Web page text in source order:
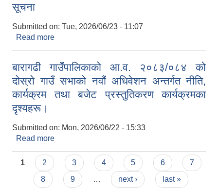
सूचना
Submitted on: Tue, 2026/06/23 - 11:07
Read more
बारागढी गाउँपालिकाको आ.व. २०८३/०८४ को
दोस्रो गाउँ सभाको नवौं अधिवेशन अन्तर्गत नीति,
कार्यक्रम तथा बजेट प्रस्तुतिकरण कार्यक्रमका
दृश्यहरू।
Submitted on: Mon, 2026/06/22 - 15:33
Read more
बजेट प्रस्तुतिकरण कार्यक्रमका दृश्यहरू।
Pages
1 2 3 4 5 6
7
8
9 … next › last »